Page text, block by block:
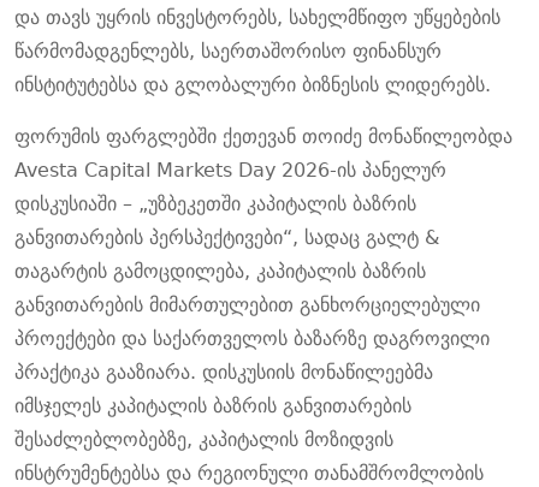
და თავს უყრის ინვესტორებს, სახელმწიფო უწყებების
წარმომადგენლებს, საერთაშორისო ფინანსურ
ინსტიტუტებსა და გლობალური ბიზნესის ლიდერებს.
ფორუმის ფარგლებში ქეთევან თოიძე მონაწილეობდა
Avesta Capital Markets Day 2026-ის პანელურ
დისკუსიაში – „უზბეკეთში კაპიტალის ბაზრის
განვითარების პერსპექტივები“, სადაც გალტ &
თაგარტის გამოცდილება, კაპიტალის ბაზრის
განვითარების მიმართულებით განხორციელებული
პროექტები და საქართველოს ბაზარზე დაგროვილი
პრაქტიკა გააზიარა. დისკუსიის მონაწილეებმა
იმსჯელეს კაპიტალის ბაზრის განვითარების
შესაძლებლობებზე, კაპიტალის მოზიდვის
ინსტრუმენტებსა და რეგიონული თანამშრომლობის